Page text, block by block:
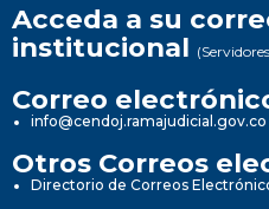
Acceda a su
institucional
Correo
info@cendoj.ramajudicial.gov.co
Otros Correos
Directorio de Correos